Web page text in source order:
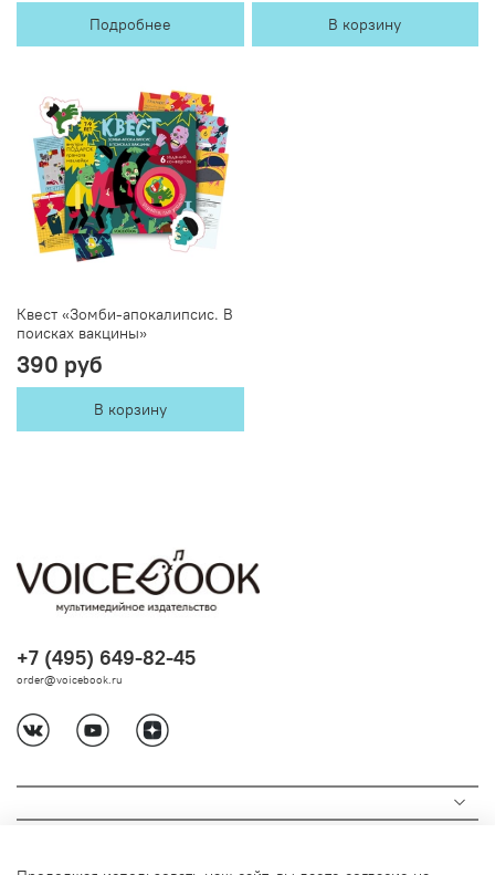
Подробнее В корзину
Квест «Зомби-апокалипсис. В
поисках вакцины»
390 руб
В корзину
+7 (495) 649-82-45
order@voicebook.ru